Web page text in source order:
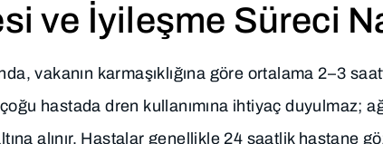
ve İyileşme Süreci
vakanın karmaşıklığına göre ortalama 2–3
hastada dren kullanımına ihtiyaç duyulmaz;
alınır. Hastalar genellikle 24 saatlik hastane